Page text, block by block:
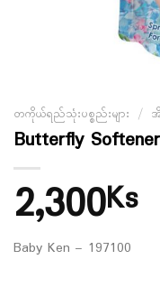
တကိုယ်ရည်သုံးပစ္စည်းများ /
Butterfly
2,300Ks
Baby Ken – 197100